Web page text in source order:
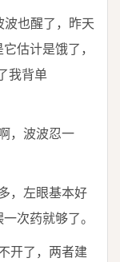
也醒了，昨天
估计是饿了，
我背单
，波波忍一
，左眼基本好
次药就够了。
开了，两者建